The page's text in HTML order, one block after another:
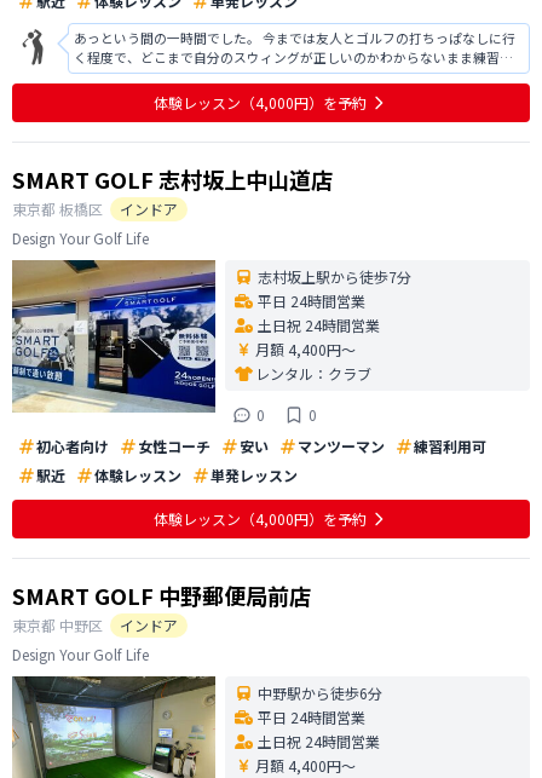
あっという間の一時間でした。 今までは友人とゴルフの打ちっぱなしに行
く程度で、どこまで自分のスウィングが正しいのかわからないまま練習を
しておりました。 今回の体験では、実際に撮影した自分のスウィングを見
せていただき、指導をしてくださったのが良かったです！ 改善ポイントを
丁寧に教えていただき、とても参
体験レッスン （4,000円） を予約
SMART GOLF 志村坂上中山道店
東京都 板橋区
インドア
Design Your Golf Life
志村坂上駅から徒歩7分
平日 24時間営業
土日祝 24時間営業
月額 4,400円〜
レンタル： クラブ
0
0
初心者向け
女性コーチ 安い マンツーマン
練習利用可
駅近
体験レッスン 単発レッスン
体験レッスン （4,000円） を予約
SMART GOLF 中野郵便局前店
東京都 中野区
インドア
Design Your Golf Life
中野駅から徒歩6分
平日 24時間営業
土日祝 24時間営業
月額 4,400円〜